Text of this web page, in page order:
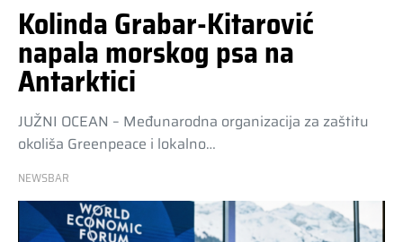
Kolinda Grabar-Kitarović
napala morskog psa na
Antarktici
JUŽNI OCEAN – Međunarodna organizacija za zaštitu
okoliša Greenpeace i lokalno…
NEWSBAR